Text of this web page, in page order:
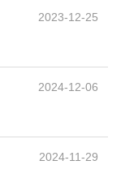
2023-12-25
2024-12-06
2024-11-29